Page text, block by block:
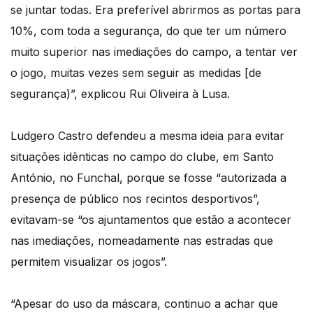
se juntar todas. Era preferível abrirmos as portas para
10%, com toda a segurança, do que ter um número
muito superior nas imediações do campo, a tentar ver
o jogo, muitas vezes sem seguir as medidas [de
segurança)”, explicou Rui Oliveira à Lusa.
Ludgero Castro defendeu a mesma ideia para evitar
situações idênticas no campo do clube, em Santo
António, no Funchal, porque se fosse “autorizada a
presença de público nos recintos desportivos”,
evitavam-se “os ajuntamentos que estão a acontecer
nas imediações, nomeadamente nas estradas que
permitem visualizar os jogos”.
“Apesar do uso da máscara, continuo a achar que